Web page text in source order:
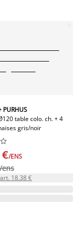
PURHUS
table colo. ch. + 4
gris/noir


/ENS
ens
18.38 €